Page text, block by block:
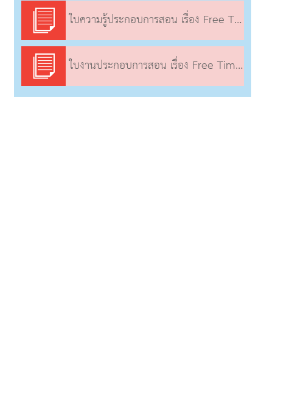
ใบความรู้ประกอบการสอน เรื่อง Free Time Shopping (2)
ใบงานประกอบการสอน เรื่อง Free Time Shopping (2)